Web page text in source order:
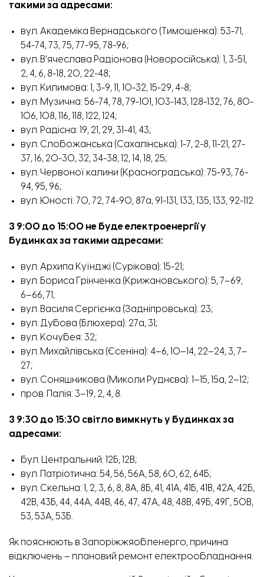
такими за адресами:
вул. Академіка Вернадського (Тимошенка): 53-71,
54-74, 73, 75, 77-95, 78-96;
вул. В’ячеслава Радіонова (Новоросійська): 1, 3-51,
2, 4, 6, 8-18, 20, 22-48;
вул. Килимова: 1, 3-9, 11, 10-32, 15-29, 4-8;
вул. Музична: 56-74, 78, 79-101, 103-143, 128-132, 76, 80-
106, 108, 116, 118, 122, 124;
вул. Радісна: 19, 21, 29, 31-41, 43;
вул. Слобожанська (Сахалінська): 1-7, 2-8, 11-21, 27-
37, 16, 20-30, 32, 34-38, 12, 14, 18, 25;
вул. Червоної калини (Красноградська): 75-93, 76-
94, 95, 96;
вул. Юності: 70, 72, 74-90, 87а, 91-131, 133, 135, 133, 92-112.
З 9:00 до 15:00 не буде електроенергії у
будинках за такими адресами:
вул. Архипа Куїнджі (Сурікова): 15-21;
вул. Бориса Грінченка (Крижановського): 5, 7–69,
6–66, 71;
вул. Василя Сергієнка (Задніпровська): 23;
вул. Дубова (Блюхера): 27а, 31;
вул. Кочубея: 32;
вул. Михайлівська (Єсеніна): 4–6, 10–14, 22–24, 3, 7–
27;
вул. Соняшникова (Миколи Руднєва): 1–15, 15а, 2–12;
пров. Палія: 3–19, 2, 4, 8.
З 9:30 до 15:30 світло вимкнуть у будинках за
адресами:
бул. Центральний: 12Б, 12В;
вул. Патріотична: 54, 56, 56А, 58, 60, 62, 64Б;
вул. Скельна: 1, 2, 3, 6, 8, 8А, 8Б, 41, 41А, 41Б, 41В, 42А, 42Б,
42В, 43Б, 44, 44А, 44В, 46, 47, 47А, 48, 48В, 49Б, 49Г, 50В,
53, 53А, 53Б.
Як пояснюють в Запоріжжяобленерго, причина
відключень – плановий ремонт електрообладнання.